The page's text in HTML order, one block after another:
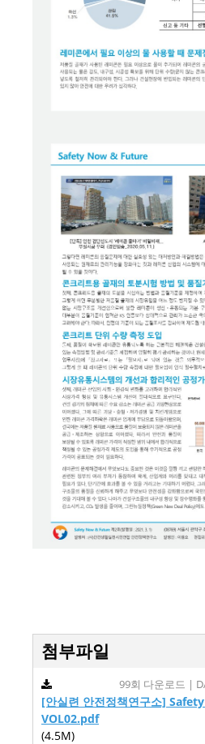
첨부파일
[안실련 안전정책연구소]
VOL02.pdf
(4.5M)
99회 다운로드 |